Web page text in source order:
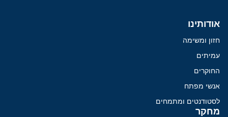
אודותינו
חזון ומשימה
עמיתים
החוקרים
אנשי מפתח
לסטודנטים ומתמחים
מחקר